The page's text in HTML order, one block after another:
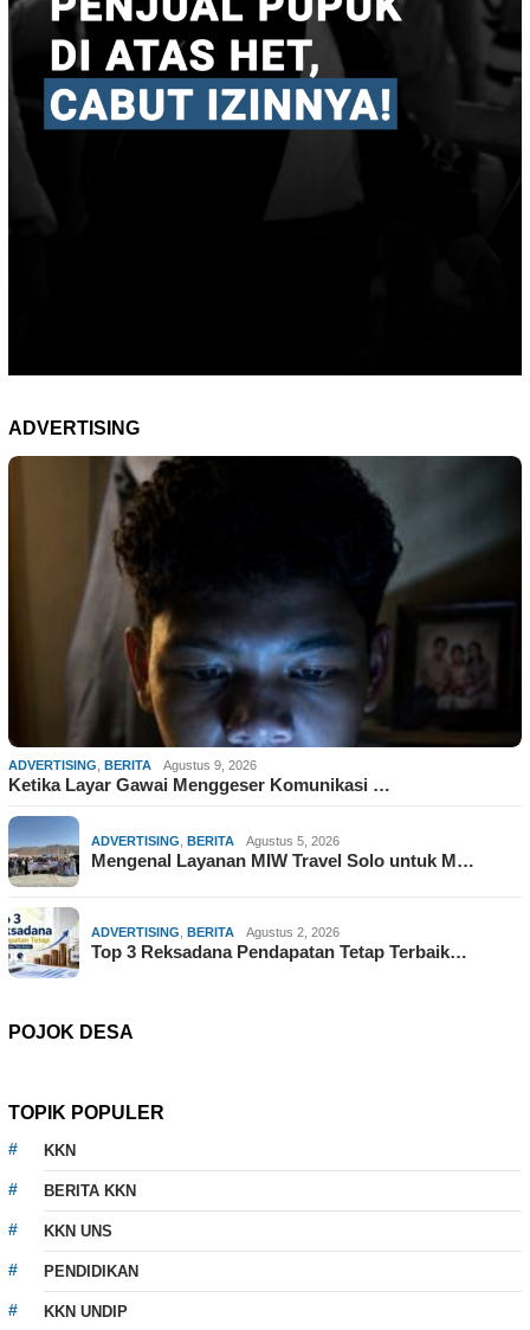
ADVERTISING
ADVERTISING BERITA Agustus 9, 2026
Ketika Layar Gawai Menggeser Komunikasi …
ADVERTISING BERITA Agustus 5, 2026
Mengenal Layanan MIW Travel Solo untuk M…
ADVERTISING BERITA Agustus 2, 2026
Top 3 Reksadana Pendapatan Tetap Terbaik…
POJOK DESA
TOPIK POPULER
KKN
BERITA KKN
KKN UNS
PENDIDIKAN
KKN UNDIP